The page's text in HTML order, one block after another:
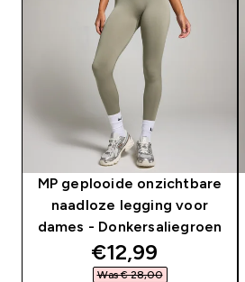
MP geplooide onzichtbare
naadloze legging voor
dames - Donkersaliegroen
discounted price
€12,99‎
Was € 28,00‎